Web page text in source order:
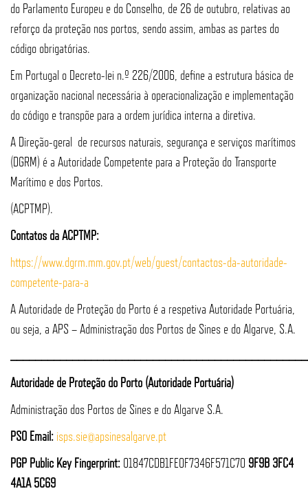
do Parlamento Europeu e do Conselho, de 26 de outubro, relativas ao
reforço da proteção nos portos, sendo assim, ambas as partes do
código obrigatórias.
Em Portugal o Decreto-lei n.º 226/2006, define a estrutura básica de
organização nacional necessária à operacionalização e implementação
do código e transpõe para a ordem jurídica interna a diretiva.
A Direção-geral de recursos naturais, segurança e serviços marítimos
(DGRM) é a Autoridade Competente para a Proteção do Transporte
Marítimo e dos Portos.
(ACPTMP).
Contatos da ACPTMP:
https://www.dgrm.mm.gov.pt/web/guest/contactos-da-autoridade-
competente-para-a
A Autoridade de Proteção do Porto é a respetiva Autoridade Portuária,
ou seja, a APS – Administração dos Portos de Sines e do Algarve, S.A.
Autoridade de Proteção do Porto (Autoridade Portuária)
Administração dos Portos de Sines e do Algarve S.A.
PSO Email: isps.sie@apsinesalgarve.pt
PGP Public Key Fingerprint: 01847CDB1FE0F7346F571C70 9F9B 3FC4
4A1A 5C69